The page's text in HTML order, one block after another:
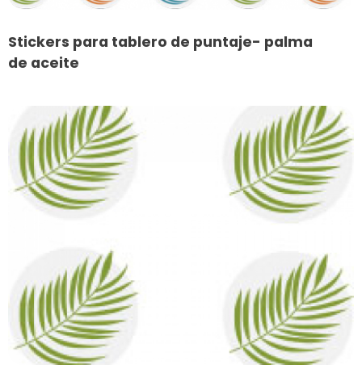
Stickers para tablero de puntaje- palma
de aceite